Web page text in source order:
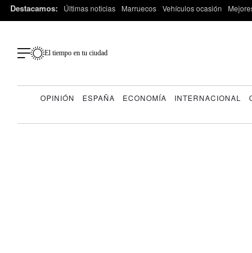
Destacamos: Últimas noticias Marruecos Vehículos ocasión
El tiempo en tu ciudad
OPINIÓN ESPAÑA ECONOMÍA INTERNACIONAL